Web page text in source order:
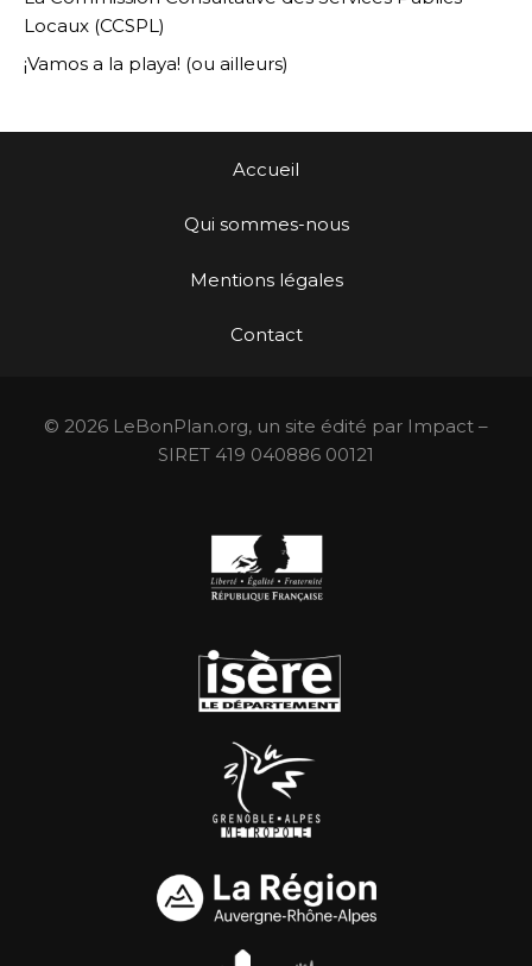
Locaux (CCSPL)
¡Vamos a la playa! (ou ailleurs)
Accueil
Qui sommes-nous
Mentions légales
Contact
© 2026 LeBonPlan.org, un site édité par Impact –
SIRET 419 040886 00121